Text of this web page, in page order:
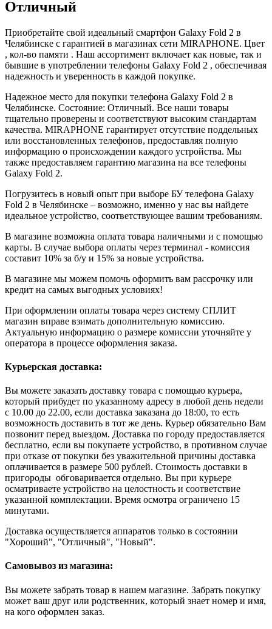
Отличный
Приобретайте свой идеальный смартфон Galaxy Fold 2 в
Челябинске с гарантией в магазинах сети MIRAPHONE. Цвет
, кол-во памяти . Наш ассортимент включает как новые, так и
бывшие в употреблении телефоны Galaxy Fold 2 , обеспечивая
надежность и уверенность в каждой покупке.
Надежное место для покупки телефона Galaxy Fold 2 в
Челябинске. Состояние: Отличный. Все наши товары
тщательно проверены и соответствуют высоким стандартам
качества. MIRAPHONE гарантирует отсутствие поддельных
или восстановленных телефонов, предоставляя полную
информацию о происхождении каждого устройства. Мы
также предоставляем гарантию магазина на все телефоны
Galaxy Fold 2.
Погрузитесь в новый опыт при выборе БУ телефона Galaxy
Fold 2 в Челябинске – возможно, именно у нас вы найдете
идеальное устройство, соответствующее вашим требованиям.
В магазине возможна оплата товара наличными и с помощью
карты. В случае выбора оплаты через терминал - комиссия
составит 10% за б/у и 15% за новые устройства.
В магазине мы можем помочь оформить вам рассрочку или
кредит на самых выгодных условиях!
При оформлении оплаты товара через систему СПЛИТ
магазин вправе взимать дополнительную комиссию.
Актуальную информацию о размере комиссии уточняйте у
оператора в процессе оформления заказа.
Курьерская доставка:
Вы можете заказать доставку товара с помощью курьера,
который прибудет по указанному адресу в любой день недели
с 10.00 до 22.00, если доставка заказана до 18:00, то есть
возможность доставить в тот же день. Курьер обязательно Вам
позвонит перед выездом. Доставка по городу предоставляется
бесплатно, если вы покупаете устройство, в противном случае
при отказе от покупки без уважительной причины доставка
оплачивается в размере 500 рублей. Стоимость доставки в
пригороды обговаривается отдельно. Вы при курьере
осматриваете устройство на целостность и соответствие
указанной комплектации. Время осмотра ограничено 15
минутами.
Доставка осуществляется аппаратов только в состоянии
"Хороший", "Отличный", "Новый".
Самовывоз из магазина:
Вы можете забрать товар в нашем магазине. Забрать покупку
может ваш друг или родственник, который знает номер и имя,
на кого оформлен заказ.